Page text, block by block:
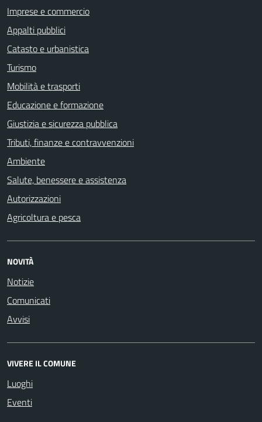
Imprese e commercio
Appalti pubblici
Catasto e urbanistica
Turismo
Mobilità e trasporti
Educazione e formazione
Giustizia e sicurezza pubblica
Tributi, finanze e contravvenzioni
Ambiente
Salute, benessere e assistenza
Autorizzazioni
Agricoltura e pesca
NOVITÀ
Notizie
Comunicati
Avvisi
VIVERE IL COMUNE
Luoghi
Eventi